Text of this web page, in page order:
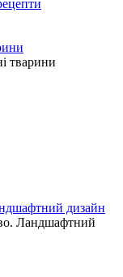
тварини
дизайн
Ландшафтний